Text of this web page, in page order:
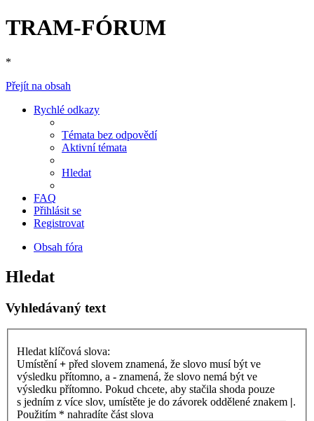
TRAM-FÓRUM
*
Přejít na obsah
Rychlé odkazy
Témata bez odpovědí
Aktivní témata
Hledat
FAQ
Přihlásit se
Registrovat
Obsah fóra
Hledat
Vyhledávaný text
Hledat klíčová slova:
Umístění+ před slovem znamená, že slovo musí být ve
výsledku přítomno, a - znamená, že slovo nemá být ve
výsledku přítomno. Pokud chcete, aby stačila shoda pouze
s jedním z více slov, umístěte je do závorek oddělené znakem |.
Použitím * nahradíte část slova